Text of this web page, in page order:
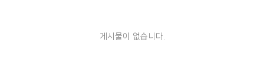
게시물이 없습니다.